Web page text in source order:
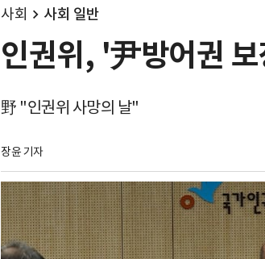
사회 사회 일반
인권위, '尹방어권
野 "인권위 사망의 날"
장윤 기자